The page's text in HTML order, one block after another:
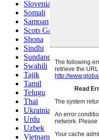
Slovenian
Somali
Samoan
Scots Gaelic
Shona
Sindhi
Sundanese
Swahili
Tajik
Tamil
Telugu
Thai
Ukrainian
Urdu
Uzbek
Vietnamese